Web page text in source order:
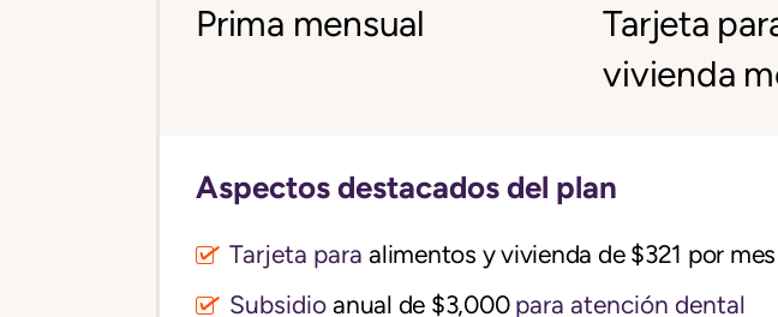
Prima mensual
Tarjeta
vivienda
Aspectos destacados del plan
Tarjeta para alimentos y vivienda de $321 por mes
Subsidio anual de $3,000para atención dental